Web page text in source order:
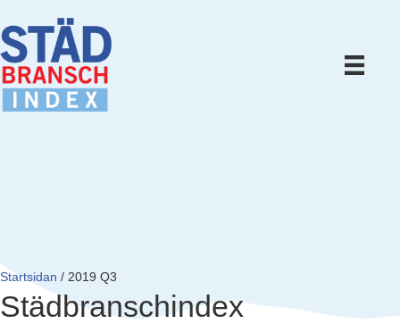
Startsidan / 2019 Q3
Städbranschindex